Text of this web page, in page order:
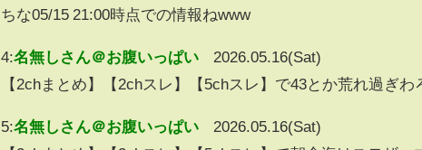
ちな05/15 21:00時点での情報ねwww
4:名無しさん＠お腹いっぱい
2026.05.16(Sat)
【2chまとめ】【2chスレ】【5chスレ】で43とか荒れ過ぎわ
5:名無しさん＠お腹いっぱい
2026.05.16(Sat)